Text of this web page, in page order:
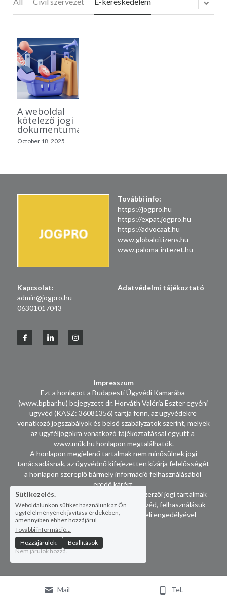
A weboldal
kötelező jogi
dokumentumai
October 18, 2025
További info:
https://jogpro.hu
https://expat.jogpro.hu
https://advocaat.hu
www.globalcitizens.hu
www.paloma-intezet.hu
Kapcsolat:
admin@jogpro.hu
06301017043
Adatvédelmi tájékoztató
Impresszum
Ezt a honlapot a Budapesti Ügyvédi Kamarába
(www.bpbar.hu) bejegyzett dr. Horváth Valéria Eszter egyéni
ügyvéd (KASZ: 36081356) tartja fenn, az ügyvédekre
vonatkozó jogszabályok és belső szabályzatok szerint, melyek
az ügyféljogokra vonatkozó tájékoztatással együtt a
www.mük.hu honlapon megtalálhatók.
tanácsadásnak, az ügyvédnő kifejezetten kizárja felelősségét
a honlapon szereplő bármely információ felhasználásából
eredő kárért.
A honlapon fellelhető képek és egyéb szerzői jogi tartalmak
jogosultja dr. Horváth Valéria Eszter ügyvéd, felhasználásuk
kizárólag az ügyvédnő előzetes, írásbeli engedélyével
© 2020-2025
Mail Tel.
Sütikezelés.
Weboldalunkon sütiket használunk az Ön
ügyfélélményének javítása érdekében,
amennyiben ehhez hozzájárul
További információ...
Hozzájárulok.
Beállítások
Nem járulok hozzá.